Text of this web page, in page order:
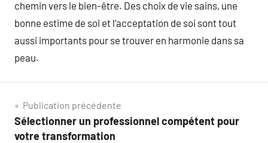
chemin vers le bien-être. Des choix de vie sains, une
bonne estime de soi et l’acceptation de soi sont tout
aussi importants pour se trouver en harmonie dans sa
peau.
Navigation
de
Publication précédente
Sélectionner un professionnel compétent pour
votre transformation